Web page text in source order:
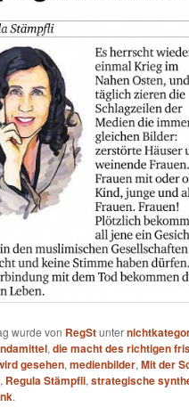
wurde von RegStunter
, die macht des richtigen
gesehen, medienbilder, Mit der
, Regula Stämpfli, strategische
.